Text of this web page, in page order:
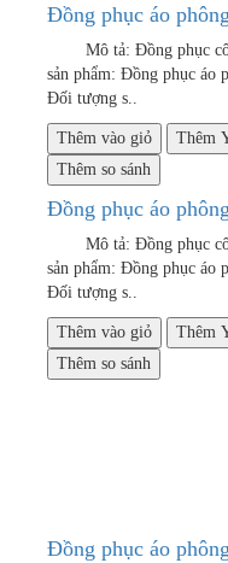
Đồng phục áo
Mô tả: Đồng phục
sản phẩm: Đồng phục
Đối tượng s..
Thêm vào giỏ
Thêm
Thêm so sánh
Đồng phục áo
Mô tả: Đồng phục
sản phẩm: Đồng phục
Đối tượng s..
Thêm vào giỏ
Thêm
Thêm so sánh
Đồng phục áo